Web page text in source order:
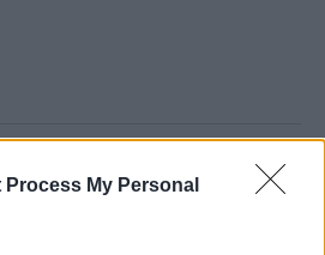
Process My Personal